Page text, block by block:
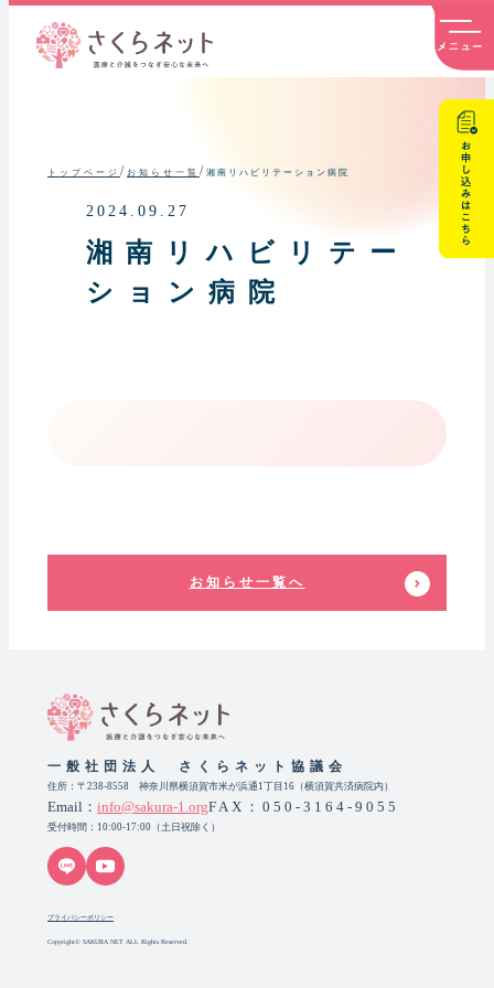
トップページ / お知らせ一覧 / 湘南リハビリテーション病院
2024.09.27
湘南リハビリテー
ション病院
お知らせ一覧へ
一般社団法人 さくらネット協議会
住所：〒238-8558 神奈川県横須賀市米が浜通1丁目16（横須賀共済病院内）
Email： info@sakura-1.orgFAX：050-3164-9055
受付時間：10:00-17:00（土日祝除く）
プライバシーポリシー
Copyright© SAKURA NET ALL Rights Reserved.